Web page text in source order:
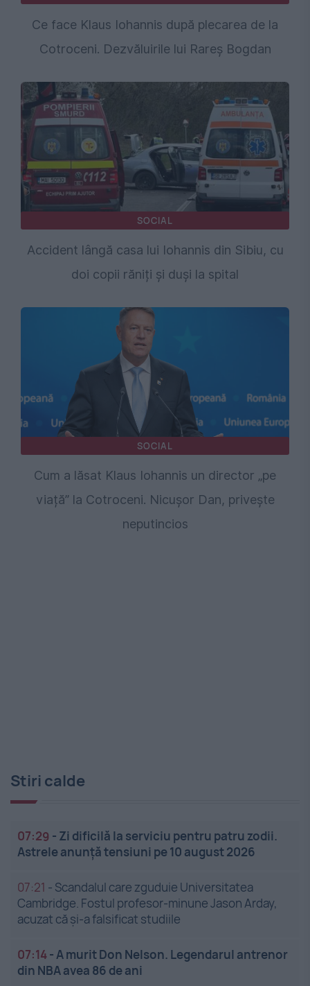
Ce face Klaus Iohannis după plecarea de la
Cotroceni. Dezvăluirile lui Rareș Bogdan
SOCIAL
Accident lângă casa lui Iohannis din Sibiu, cu
doi copii răniți și duși la spital
SOCIAL
Cum a lăsat Klaus Iohannis un director „pe
viață” la Cotroceni. Nicușor Dan, privește
neputincios
Stiri calde
07:29 - Zi dificilă la serviciu pentru patru zodii.
Astrele anunță tensiuni pe 10 august 2026
07:21 - Scandalul care zguduie Universitatea
Cambridge. Fostul profesor-minune Jason Arday,
acuzat că și-a falsificat studiile
07:14-A murit Don Nelson. Legendarul antrenor
din NBA avea 86 de ani